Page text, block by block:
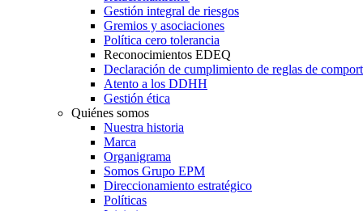
Gestión integral de riesgos
Gremios y asociaciones
Política cero tolerancia
Reconocimientos EDEQ
Declaración de cumplimiento de reglas de
Atento a los DDHH
Gestión ética
Quiénes somos
Nuestra historia
Marca
Organigrama
Somos Grupo EPM
Direccionamiento estratégico
Políticas